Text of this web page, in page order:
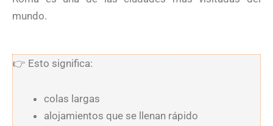
mundo.
👉 Esto significa:
colas largas
alojamientos que se llenan rápido